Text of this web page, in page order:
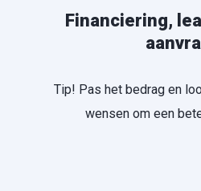
Financiering,
Tip! Pas het bedrag en
wensen om een